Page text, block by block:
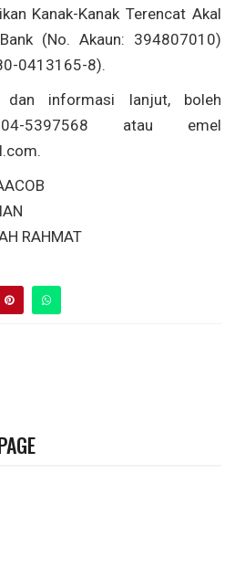
Kanak-Kanak Terencat Akal
(No. Akaun: 394807010)
0413165-8).
dan informasi lanjut, boleh
5397568 atau emel
.
RAHMAT